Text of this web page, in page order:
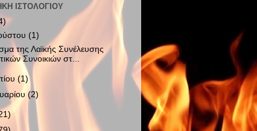
ΙΣΤΟΛΟΓΊΟΥ
(1)
της Λαϊκής Συνέλευσης
Συνοικιών στ...
(1)
(2)